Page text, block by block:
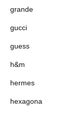
grande
gucci
guess
h&m
hermes
hexagona